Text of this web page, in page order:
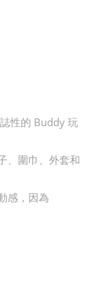
性的 Buddy 玩
、圍巾、外套和
感，因為